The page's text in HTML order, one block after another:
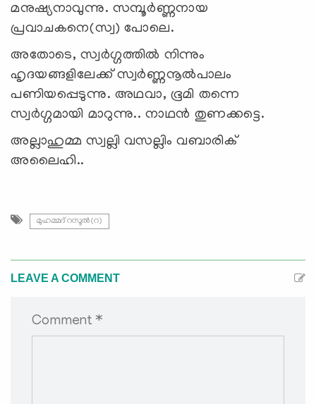
മനുഷ്യനാവുന്നു. സമ്പൂര്‍ണ്ണനായ
പ്രവാചകനെ(സ്വ) പോലെ.
അതോടെ, സ്വര്‍ഗ്ഗത്തില്‍ നിന്നും
ഹൃദയങ്ങളിലേക്ക് സ്വര്‍ണ്ണനൂല്‍പാലം
പണിയപ്പെടുന്നു. അഥവാ, ഭൂമി തന്നെ
സ്വര്‍ഗ്ഗമായി മാറുന്നു.. നാഥന്‍ തുണക്കട്ടെ.
അല്ലാഹുമ്മ സ്വല്ലി വസല്ലിം വബാരിക്
അലൈഹി..
മുഹമ്മദ് റസൂൽ(റ)
LEAVE A COMMENT
Comment *